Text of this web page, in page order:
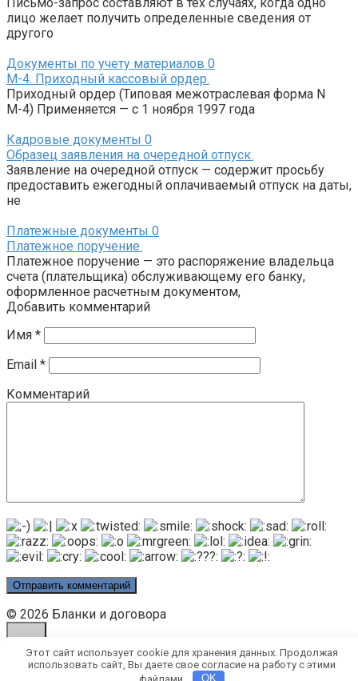
лицо желает получить определенные сведения от
другого
Документы по учету материалов 0
М-4. Приходный кассовый ордер.
Приходный ордер (Типовая межотраслевая форма N
М-4) Применяется — с 1 ноября 1997 года
Кадровые документы 0
Образец заявления на очередной отпуск.
Заявление на очередной отпуск — содержит просьбу
предоставить ежегодный оплачиваемый отпуск на даты,
не
Платежные документы 0
Платежное поручение.
Платежное поручение — это распоряжение владельца
счета (плательщика) обслуживающему его банку,
оформленное расчетным документом,
Добавить комментарий
Имя *
Email *
Комментарий
© 2026 Бланки и договора
Этот сайт использует cookie для хранения данных. Продолжая
использовать сайт, Вы даете свое согласие на работу с этими
файлами.
OK